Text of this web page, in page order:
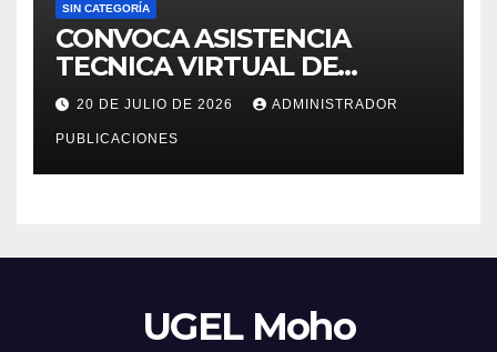
SIN CATEGORÍA
CONVOCA ASISTENCIA
TECNICA VIRTUAL DE
«EJERCICIOS DEL CENSO
EDUCATIVO – 2026»
20 DE JULIO DE 2026 ADMINISTRADOR
PUBLICACIONES
UGEL Moho